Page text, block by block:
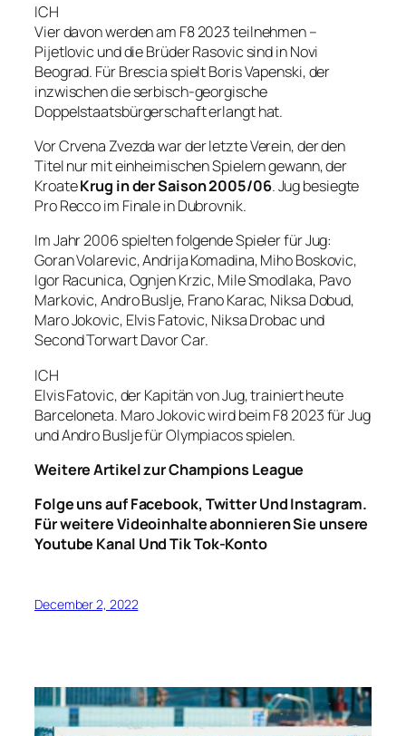
ICH
Vier davon werden am F8 2023 teilnehmen –
Pijetlovic und die Brüder Rasovic sind in Novi
Beograd. Für Brescia spielt Boris Vapenski, der
inzwischen die serbisch-georgische
Doppelstaatsbürgerschaft erlangt hat.
Vor Crvena Zvezda war der letzte Verein, der den
Titel nur mit einheimischen Spielern gewann, der
KroateKrug in der Saison 2005/06. Jug besiegte
Pro Recco im Finale in Dubrovnik.
Im Jahr 2006 spielten folgende Spieler für Jug:
Goran Volarevic, Andrija Komadina, Miho Boskovic,
Igor Racunica, Ognjen Krzic, Mile Smodlaka, Pavo
Markovic, Andro Buslje, ​​Frano Karac, Niksa Dobud,
Maro Jokovic, Elvis Fatovic, Niksa Drobac und
Second Torwart Davor Car.
ICH
Elvis Fatovic, der Kapitän von Jug, trainiert heute
Barceloneta. Maro Jokovic wird beim F8 2023 für Jug
und Andro Buslje für Olympiacos spielen.
Weitere Artikel zur Champions League
Folge uns aufFacebook, TwitterUndInstagram.
Für weitere Videoinhalte abonnieren Sie unsere
Youtube Kanal UndTik Tok-Konto
December 2, 2022